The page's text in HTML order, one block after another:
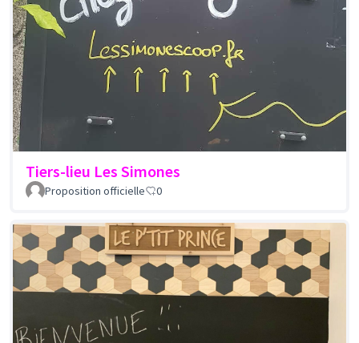
Tiers-lieu Les Simones
Proposition officielle 0